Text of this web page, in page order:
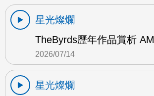
星光燦爛
TheByrds歷年作品賞析 AM
2026/07/14
星光燦爛